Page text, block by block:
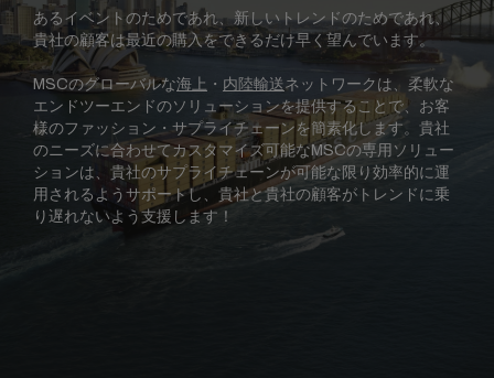
あるイベントのためであれ、新しいトレンドのためであれ、
貴社の顧客は最近の購入をできるだけ早く望んでいます。
MSCのグローバルな海上 ・ 内陸輸送ネットワークは、柔軟な
エンドツーエンドのソリューションを提供することで、お客
様のファッション・サプライチェーンを簡素化します。貴社
のニーズに合わせてカスタマイズ可能なMSCの専用ソリュー
ションは、貴社のサプライチェーンが可能な限り効率的に運
用されるようサポートし、貴社と貴社の顧客がトレンドに乗
り遅れないよう支援します！